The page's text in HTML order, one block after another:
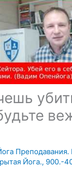
Преподавания.
Йога., 900.-